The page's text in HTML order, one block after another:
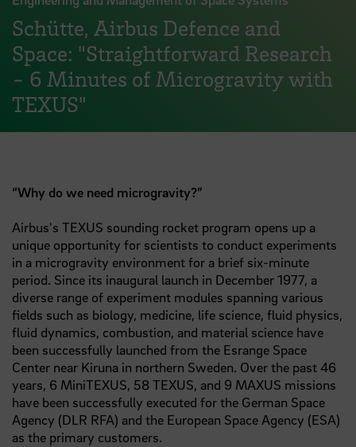
Schütte, Airbus Defence and
Space: "Straightforward Research
- 6 Minutes of Microgravity with
TEXUS"
“Why do we need microgravity?”
Airbus's TEXUS sounding rocket program opens up a
unique opportunity for scientists to conduct experiments
in a microgravity environment for a brief six-minute
period. Since its inaugural launch in December 1977, a
diverse range of experiment modules spanning various
fields such as biology, medicine, life science, fluid physics,
fluid dynamics, combustion, and material science have
been successfully launched from the Esrange Space
Center near Kiruna in northern Sweden. Over the past 46
years, 6 MiniTEXUS, 58 TEXUS, and 9 MAXUS missions
have been successfully executed for the German Space
Agency (DLR RFA) and the European Space Agency (ESA)
as the primary customers.